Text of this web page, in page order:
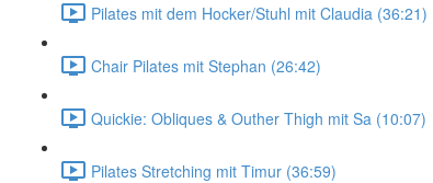
Pilates mit dem Hocker/Stuhl mit Claudia (36:21)
Chair Pilates mit Stephan (26:42)
Quickie: Obliques & Outher Thigh mit Sa (10:07)
Pilates Stretching mit Timur (36:59)